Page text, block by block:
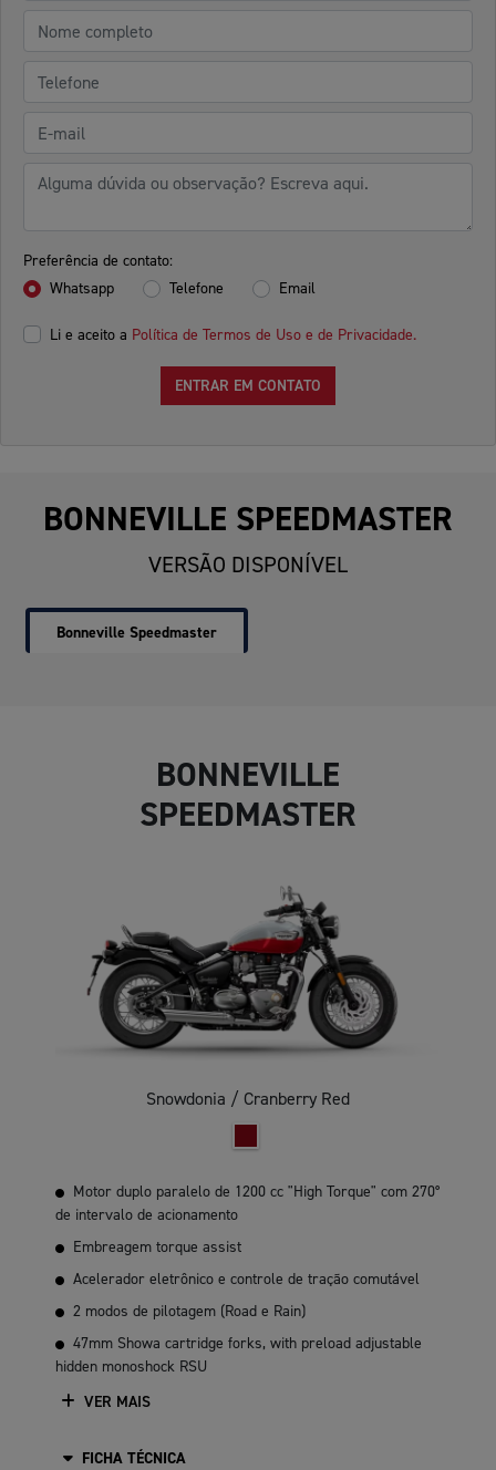
Preferência de contato:
Whatsapp
Telefone Email
Li e aceito a Política de Termos de Uso e de Privacidade.
ENTRAR EM CONTATO
BONNEVILLE SPEEDMASTER
VERSÃO DISPONÍVEL
Bonneville Speedmaster
BONNEVILLE
SPEEDMASTER
Snowdonia / Cranberry Red
Motor duplo paralelo de 1200 cc "High Torque" com 270°
de intervalo de acionamento
Embreagem torque assist
Acelerador eletrônico e controle de tração comutável
2 modos de pilotagem (Road e Rain)
47mm Showa cartridge forks, with preload adjustable
hidden monoshock RSU
VER MAIS
FICHA TÉCNICA